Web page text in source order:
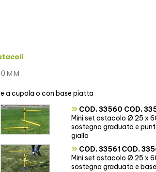
a cupola o con base piatta
» COD. 33560 COD.
Mini set ostacolo Ø 25 x
sostegno graduato e
giallo
» COD. 33561 COD.
Mini set ostacolo Ø 25 x
sostegno graduato e